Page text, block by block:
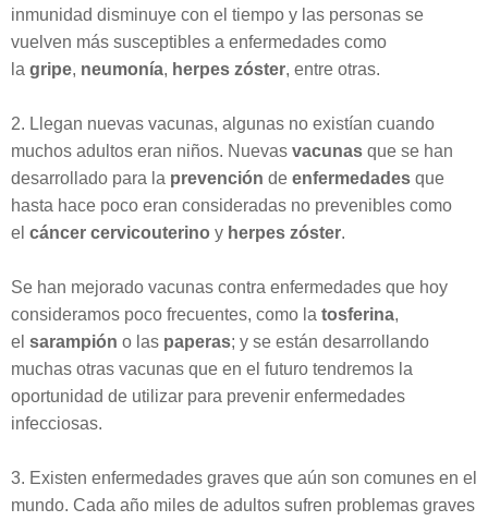
inmunidad disminuye con el tiempo y las personas se
vuelven más susceptibles a enfermedades como
la gripe, neumonía, herpes zóster, entre otras.
2. Llegan nuevas vacunas, algunas no existían cuando
muchos adultos eran niños. Nuevas vacunas que se han
desarrollado para la prevención de enfermedades que
hasta hace poco eran consideradas no prevenibles como
el cáncer cervicouterino y herpes zóster.
Se han mejorado vacunas contra enfermedades que hoy
consideramos poco frecuentes, como la tosferina,
el sarampión o las paperas; y se están desarrollando
muchas otras vacunas que en el futuro tendremos la
oportunidad de utilizar para prevenir enfermedades
infecciosas.
3. Existen enfermedades graves que aún son comunes en el
mundo. Cada año miles de adultos sufren problemas graves